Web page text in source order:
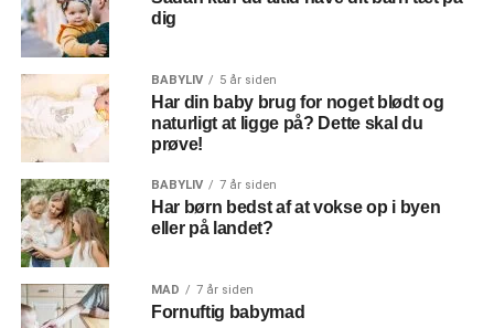
dig
BABYLIV 5 år siden
Har din baby brug for noget blødt og
naturligt at ligge på? Dette skal du
prøve!
BABYLIV 7 år siden
Har børn bedst af at vokse op i byen
eller på landet?
MAD 7 år siden
Fornuftig babymad